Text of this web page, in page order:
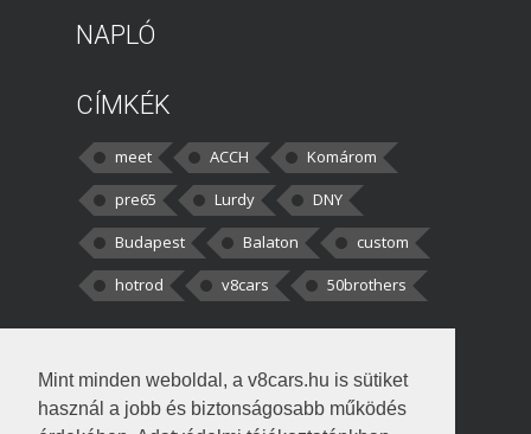
Mint minden weboldal, a v8cars.hu is sütiket
használ a jobb és biztonságosabb működés
NAPLÓ
CÍMKÉK
meet ACCH
Komárom
pre65
Lurdy
DNY
Budapest
Balaton
custom
hotrod
v8cars 50brothers
kortisz:Elszúrtam! Én csak két
darabbaal számoltam. Nem tudtam, hogy fél autót,